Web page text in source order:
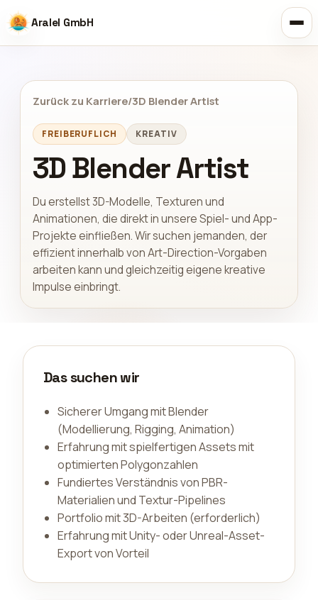
Aralel GmbH
Zurück zu Karriere/3D Blender Artist
FREIBERUFLICH KREATIV
3D Blender Artist
Du erstellst 3D-Modelle, Texturen und
Animationen, die direkt in unsere Spiel- und App-
Projekte einfließen. Wir suchen jemanden, der
effizient innerhalb von Art-Direction-Vorgaben
arbeiten kann und gleichzeitig eigene kreative
Impulse einbringt.
Das suchen wir
Sicherer Umgang mit Blender
(Modellierung, Rigging, Animation)
Erfahrung mit spielfertigen Assets mit
optimierten Polygonzahlen
Fundiertes Verständnis von PBR-
Materialien und Textur-Pipelines
Portfolio mit 3D-Arbeiten (erforderlich)
Erfahrung mit Unity- oder Unreal-Asset-
Export von Vorteil